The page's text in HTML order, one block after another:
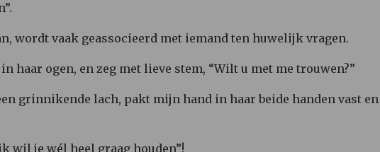
wordt vaak geassocieerd met iemand ten huwelijk vragen.
haar ogen, en zeg met lieve stem, “Wilt u met me trouwen?”
grinnikende lach, pakt mijn hand in haar beide handen vast en
wil je wél heel graag houden”!